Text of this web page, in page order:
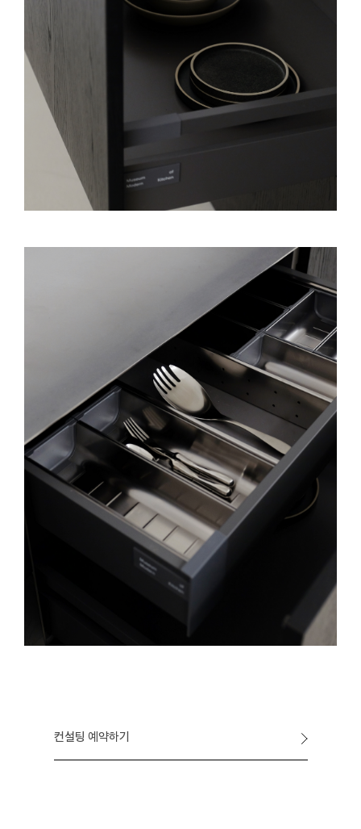
컨설팅 예약하기